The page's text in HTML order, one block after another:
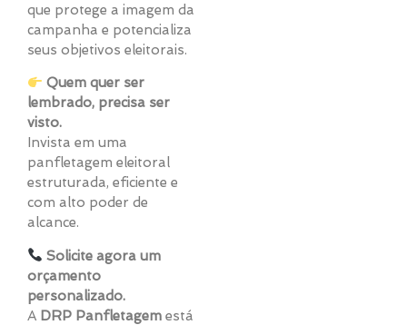
que protege a imagem da
campanha e potencializa
seus objetivos eleitorais.
Quem quer ser
lembrado, precisa ser
visto.
Invista em uma
panfletagem eleitoral
estruturada, eficiente e
com alto poder de
alcance.
Solicite agora um
orçamento
personalizado.
A DRP Panfletagem está